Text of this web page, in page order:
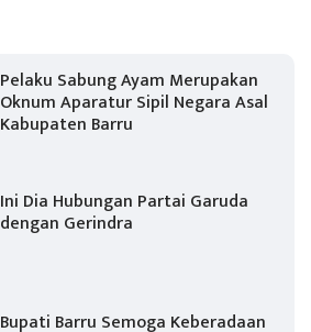
Pelaku Sabung Ayam Merupakan
Oknum Aparatur Sipil Negara Asal
Kabupaten Barru
Ini Dia Hubungan Partai Garuda
dengan Gerindra
Bupati Barru Semoga Keberadaan